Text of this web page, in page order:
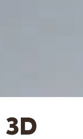
3D